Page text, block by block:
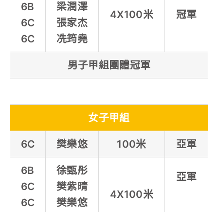
6B
6C
6C
梁潤澤
張家杰
冼筠堯
4X100米 冠軍
男子甲組團體冠軍
女子甲組
6C 樊樂悠 100米 亞軍
6B
6C
6C
徐甄彤
樊紫晴
樊樂悠
4X100米
亞軍